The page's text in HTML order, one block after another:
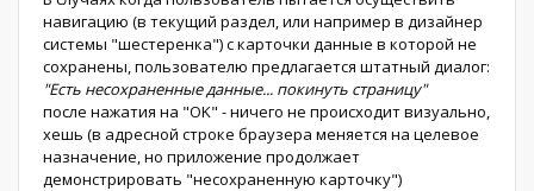
навигацию (в текущий раздел, или например в дизайнер
системы "шестеренка") с карточки данные в которой не
сохранены, пользователю предлагается штатный диалог:
"Есть несохраненные данные... покинуть страницу"
после нажатия на "OK" - ничего не происходит визуально,
хешь (в адресной строке браузера меняется на целевое
назначение, но приложение продолжает
демонстрировать "несохраненную карточку")